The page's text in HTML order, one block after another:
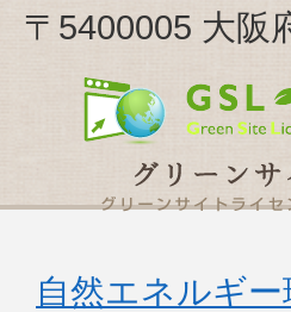
〒5400005 大阪
自然エネルギ